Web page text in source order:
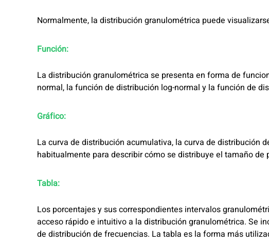
Normalmente, la distribución granulométrica puede
Función:
La distribución granulométrica se presenta en forma de
normal, la función de distribución log-normal y la función de
Gráfico:
La curva de distribución acumulativa, la curva de distribución
habitualmente para describir cómo se distribuye el tamaño de
Tabla:
Los porcentajes y sus correspondientes intervalos
acceso rápido e intuitivo a la distribución granulométrica. Se
de distribución de frecuencias. La tabla es la forma más